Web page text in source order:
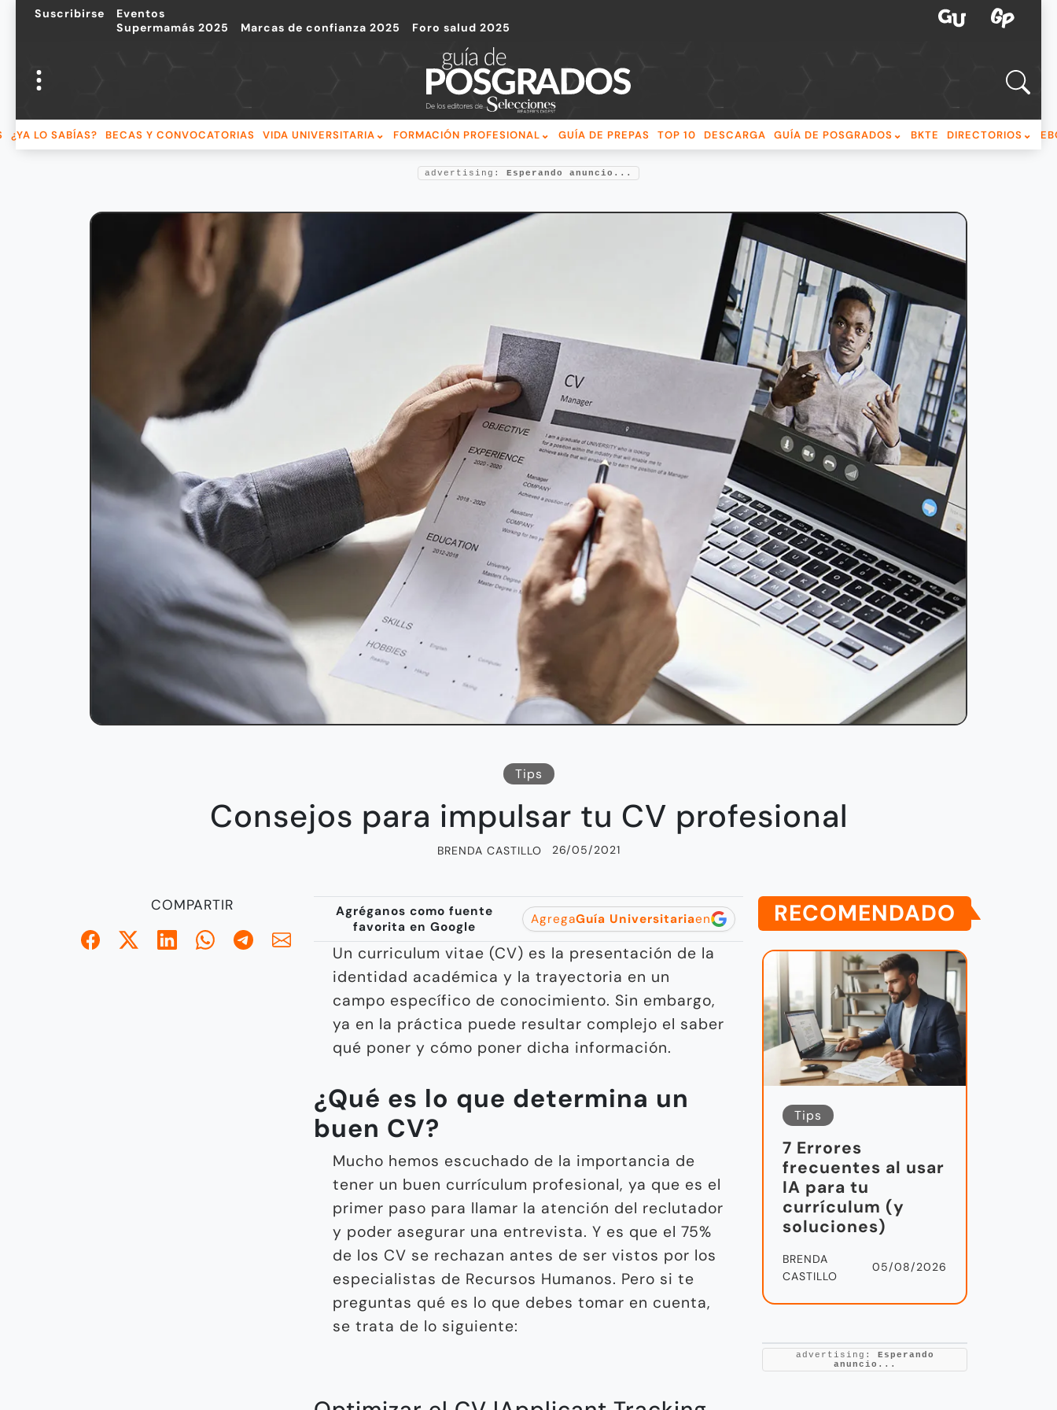
Suscribirse
Eventos
Supermamás 2025
Marcas de confianza 2025 Foro salud 2025
¿YA LO SABÍAS? BECAS Y CONVOCATORIAS VIDA UNIVERSITARIA FORMACIÓN PROFESIONAL GUÍA DE PREPAS TOP 10 DESCARGA GUÍA DE POSGRADOS BKTE DIRECTORIOS
advertising: Esperando anuncio...
Tips
Consejos para impulsar tu CV profesional
BRENDA CASTILLO 26/05/2021
COMPARTIR
Agréganos como fuente
favorita en Google
AgregaGuía Universitariaen
Un curriculum vitae (CV) es la presentación de la
identidad académica y la trayectoria en un
campo específico de conocimiento. Sin embargo,
ya en la práctica puede resultar complejo el saber
qué poner y cómo poner dicha información.
¿Qué es lo que determina un
buen CV?
Mucho hemos escuchado de la importancia de
tener un buen currículum profesional, ya que es el
primer paso para llamar la atención del reclutador
y poder asegurar una entrevista. Y es que el 75%
de los CV se rechazan antes de ser vistos por los
especialistas de Recursos Humanos. Pero si te
preguntas qué es lo que debes tomar en cuenta,
se trata de lo siguiente:
RECOMENDADO
Tips
7 Errores
frecuentes al usar
IA para tu
currículum (y
soluciones)
BRENDA
CASTILLO
05/08/2026
advertising:
Esperando
anuncio...